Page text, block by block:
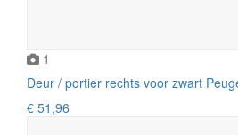
1
Deur / portier rechts voor zwart
€ 51,96